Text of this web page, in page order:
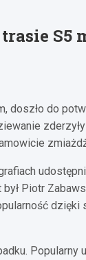
S5
doszło do
Piotr
Popularny